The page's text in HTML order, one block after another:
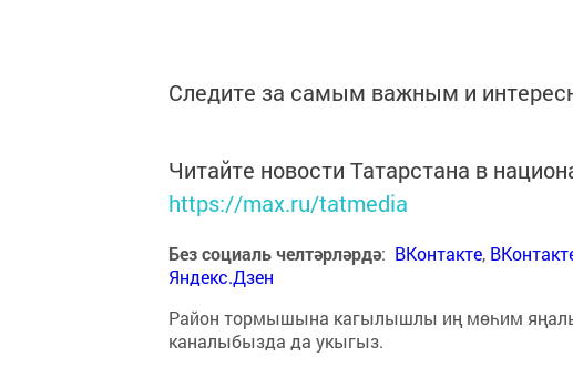
Следите за самым важным и
Читайте новости Татарстана в
https://max.ru/tatmedia
Без социаль челтәрләрдә: ВКонтакте,
Яндекс.Дзен
Район тормышына кагылышлы иң мөһим
каналыбызда да укыгыз.